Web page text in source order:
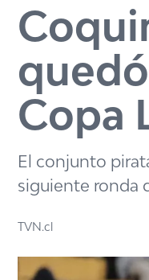
Copa
El conjunto
siguiente ronda
TVN.cl